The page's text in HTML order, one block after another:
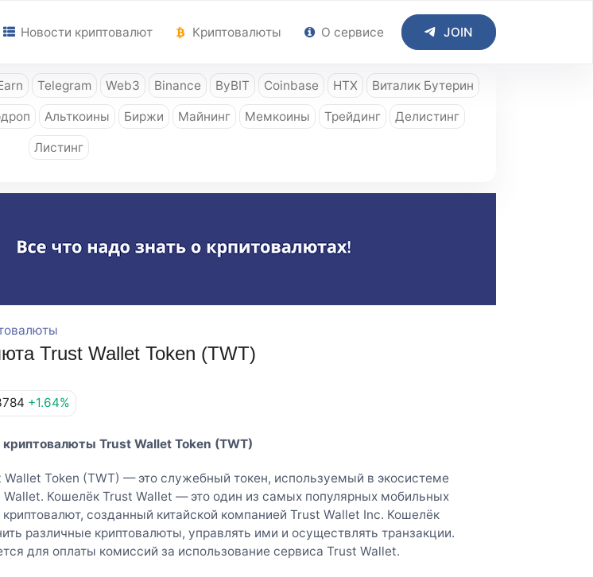
Новости криптовалют Криптовалюты О сервисе JOIN
Telegram Web3 Binance ByBIT Coinbase HTX Виталик Бутерин
Альткоины Биржи Майнинг Мемкоины Трейдинг Делистинг
Листинг
Trust Wallet Token (TWT)
+1.64%
криптовалюты Trust Wallet Token (TWT)
Token (TWT) — это служебный токен, используемый в экосистеме
Wallet. Кошелёк Trust Wallet — это один из самых популярных мобильных
созданный китайской компанией Trust Wallet Inc. Кошелёк
различные криптовалюты, управлять ими и осуществлять транзакции.
для оплаты комиссий за использование сервиса Trust Wallet.